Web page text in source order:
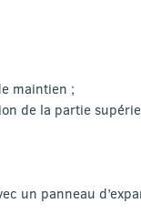
maintien ;
de la partie
un panneau